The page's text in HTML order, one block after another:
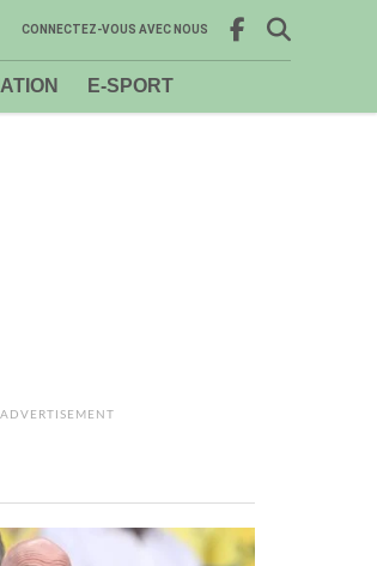
CONNECTEZ-VOUS AVEC NOUS
E-SPORT
ADVERTISEMENT